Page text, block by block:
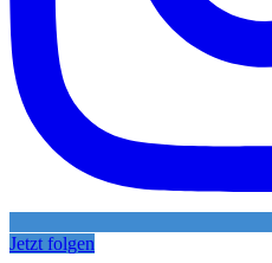
Jetzt folgen